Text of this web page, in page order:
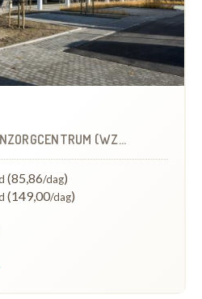
(WZC)
(85,86/dag)
(149,00/dag)